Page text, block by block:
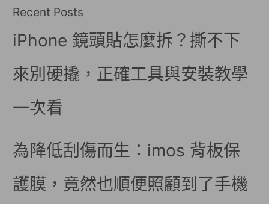
Recent Posts
iPhone 鏡頭貼怎麼拆？撕不下
來別硬撬，正確工具與安裝教學
一次看
為降低刮傷而生：imos 背板保
護膜，竟然也順便照顧到了手機